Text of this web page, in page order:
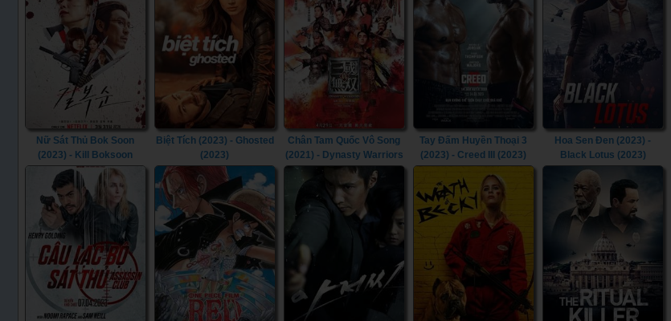
Nữ Sát Thủ Bok Soon
(2023) - Kill Boksoon
(2023)
Biệt Tích (2023) - Ghosted
(2023)
Chân Tam Quốc Vô Song
(2021) - Dynasty Warriors
(2021)
Tay Đấm Huyền Thoại 3
(2023) - Creed III (2023)
Hoa Sen Đen (2023) -
Black Lotus (2023)